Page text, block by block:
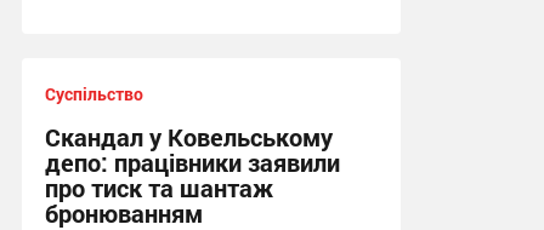
Суспільство
Скандал у Ковельському
депо: працівники заявили
про тиск та шантаж
бронюванням